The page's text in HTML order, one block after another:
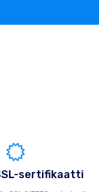
sertifikaatti